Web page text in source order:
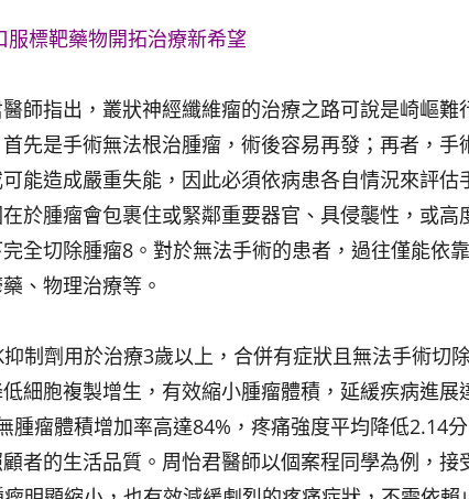
標靶藥物開拓治療新希望
師指出，叢狀神經纖維瘤的治療之路可說是崎嶇難
先是手術無法根治腫瘤，術後容易再發；再者，手
能造成嚴重失能，因此必須依病患各自情況來評估
於腫瘤會包裹住或緊鄰重要器官、具侵襲性，或高
全切除腫瘤8。對於無法手術的患者，過往僅能依
、物理治療等。
制劑用於治療3歲以上，合併有症狀且無法手術切
細胞複製增生，有效縮小腫瘤體積，延緩疾病進展
腫瘤體積增加率高達84%，疼痛強度平均降低2.14
者的生活品質。周怡君醫師以個案程同學為例，接